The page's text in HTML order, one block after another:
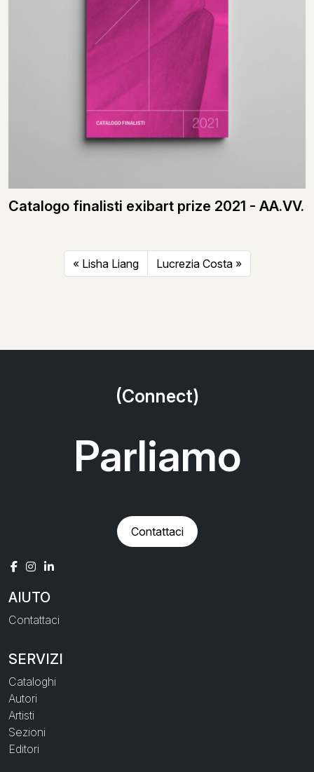
Catalogo finalisti exibart prize 2021 - AA.VV.
Lisha Liang Lucrezia Costa
(Connect)
Parliamo
Contattaci
AIUTO
Contattaci
SERVIZI
Cataloghi
Autori
Artisti
Sezioni
Editori